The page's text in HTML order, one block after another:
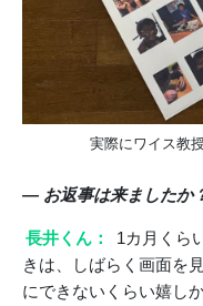
実際にワイス教
― お返事は来ましたか
長井くん：
1カ月くら
きは、しばらく画面を
にできないくらい嬉し